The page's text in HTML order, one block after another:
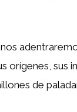
, nos
orígenes, sus
de